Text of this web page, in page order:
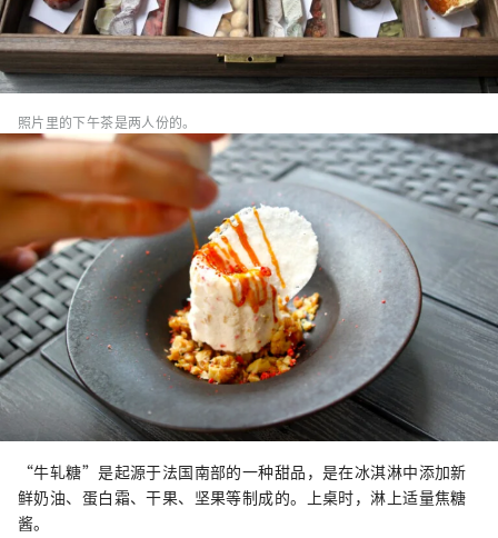
照片里的下午茶是两人份的。
“牛轧糖”是起源于法国南部的一种甜品，是在冰淇淋中添加新
鲜奶油、蛋白霜、干果、坚果等制成的。上桌时，淋上适量焦糖
酱。